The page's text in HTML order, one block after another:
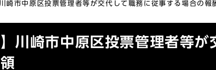
崎市中原区投票管理者等が交代して職務に従事する場合の報
】川崎市中原区投票管理者等